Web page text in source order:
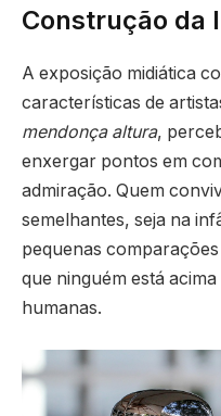
Construção da
A exposição midiática
características de
mendonça altura,
enxergar pontos em
admiração. Quem
semelhantes, seja na
pequenas
que ninguém está
humanas.